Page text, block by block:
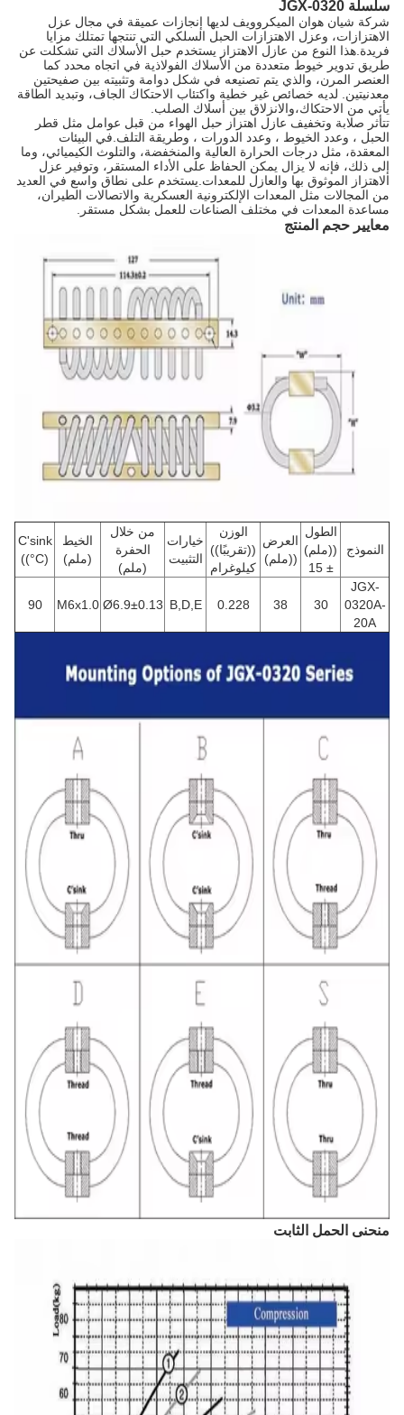
سلسلة JGX-0320
شركة شيان هوان الميكروويف لديها إنجازات عميقة في مجال عزل
الاهتزازات، وعزل الاهتزازات الحبل السلكي التي تنتجها تمتلك مزايا
فريدة.هذا النوع من عازل الاهتزاز يستخدم حبل الأسلاك التي تشكلت عن
طريق تدوير خيوط متعددة من الأسلاك الفولاذية في اتجاه محدد كما
العنصر المرن، والذي يتم تصنيعه في شكل دوامة وتثبيته بين صفيحتين
معدنيتين. لديه خصائص غير خطية واكتئاب الاحتكاك الجاف، وتبديد الطاقة
يأتي من الاحتكاك،والانزلاق بين أسلاك الصلب.
تتأثر صلابة وتخفيف عازل اهتزاز حبل الهواء من قبل عوامل مثل قطر
الحبل ، وعدد الخيوط ، وعدد الدورات ، وطريقة التلف.في البيئات
المعقدة، مثل درجات الحرارة العالية والمنخفضة، والتلوث الكيميائي، وما
إلى ذلك، فإنه لا يزال يمكن الحفاظ على الأداء المستقر، وتوفير عزل
الاهتزاز الموثوق بها والعازل للمعدات.يستخدم على نطاق واسع في العديد
من المجالات مثل المعدات الإلكترونية العسكرية والاتصالات الطيران،
مساعدة المعدات في مختلف الصناعات للعمل بشكل مستقر.
معايير حجم المنتج
النموذج
الطول
((ملم)
± 15
العرض
((ملم)
الوزن
((تقريبًا))
كيلوغرام
خيارات
التثبيت
من خلال
الحفرة
(ملم)
الخيط
(ملم)
C'sink
((°C)
JGX-
0320A-
20A
30
38
0.228
B,D,E
Ø6.9±0.13
M6x1.0
90
منحنى الحمل الثابت